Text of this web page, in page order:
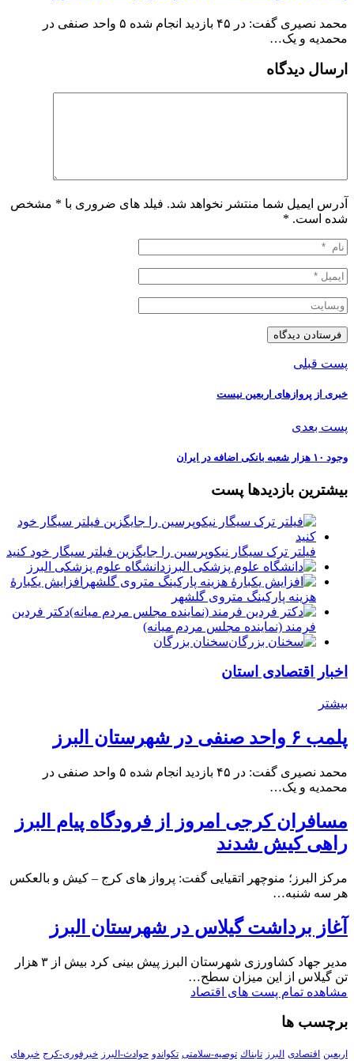
محمد نصیری گفت: در ۴۵ بازدید انجام شده ۵ واحد صنفی در
محمدیه و یک…
ارسال دیدگاه
آدرس ایمیل شما منتشر نخواهد شد. فیلد های ضروری با * مشخص
شده است. *
پست قبلی
خبری از پروازهای اربعین نیست
پست بعدی
وجود ۱۰ هزار شعبه بانکی اضافه در ایران
بیشترین بازدیدها پست
فیلتر ترک سیگار نیکوپرسین را جایگزین فیلتر سیگار خود کنید
دانشگاه علوم پزشکی البرز
افزایش یکبارۀ
هزینه پارکینگ متروی گلشهر
دكتر فردين
فرمند (نماينده مجلس مردم میانه)
سخنان بزرگان
اخبار اقتصادی استان
بیشتر
پلمب ۶ واحد صنفی در شهرستان البرز
محمد نصیری گفت: در ۴۵ بازدید انجام شده ۵ واحد صنفی در
محمدیه و یک…
مسافران کرجی امروز از فرودگاه پیام البرز
راهی کیش شدند
مرکز البرز؛ منوچهر اتقیایی گفت: پرواز های کرج – کیش و بالعکس
هر سه شنبه…
آغاز برداشت گیلاس در شهرستان البرز
مدیر جهاد کشاورزی شهرستان البرز پیش بینی کرد بیش از ۳ هزار
تن گیلاس از این میزان سطح…
مشاهده تمام پست های اقتصاد
برچسب ها
اربعین اقتصادی البرز تابناك توصیه-سلامتی تکواندو حوادث-البرز خبرفوری-کرج خبرهای